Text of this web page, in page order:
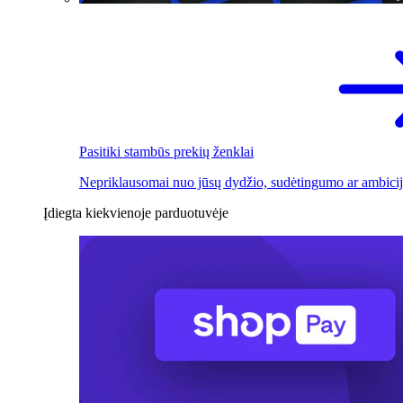
Pasitiki stambūs prekių ženklai
Nepriklausomai nuo jūsų dydžio, sudėtingumo ar
Įdiegta kiekvienoje parduotuvėje